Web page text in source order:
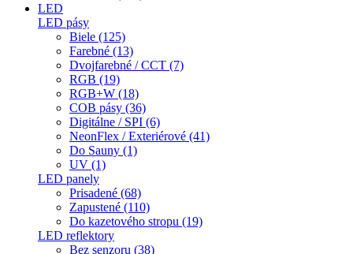
LED
LED pásy
Biele (125)
Farebné (13)
Dvojfarebné / CCT (7)
RGB (19)
RGB+W (18)
COB pásy (36)
Digitálne / SPI (6)
NeonFlex / Exteriérové (41)
Do Sauny (1)
UV (1)
LED panely
Prisadené (68)
Zapustené (110)
Do kazetového stropu (19)
LED reflektory
Bez senzoru (38)